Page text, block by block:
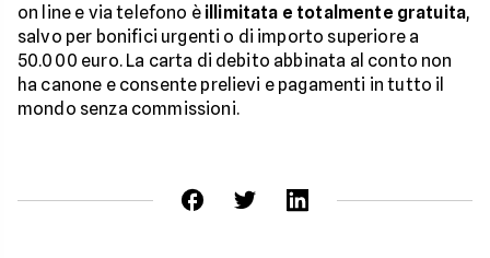
on line e via telefono è illimitata e totalmente gratuita,
salvo per bonifici urgenti o di importo superiore a
50.000 euro. La carta di debito abbinata al conto non
ha canone e consente prelievi e pagamenti in tutto il
mondo senza commissioni.